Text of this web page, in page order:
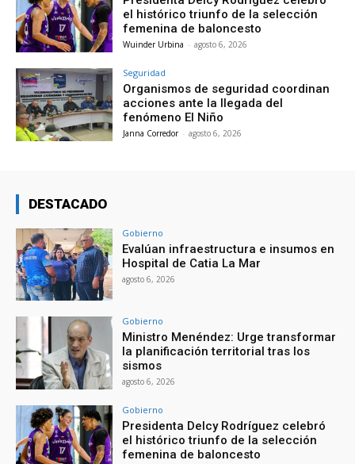
el histórico triunfo de la selección
femenina de baloncesto
Wuinder Urbina - agosto 6, 2026
Seguridad
Organismos de seguridad coordinan
acciones ante la llegada del
fenómeno El Niño
Janna Corredor - agosto 6, 2026
DESTACADO
Gobierno
Evalúan infraestructura e insumos en
Hospital de Catia La Mar
agosto 6, 2026
Gobierno
Ministro Menéndez: Urge transformar
la planificación territorial tras los
sismos
agosto 6, 2026
Gobierno
Presidenta Delcy Rodríguez celebró
el histórico triunfo de la selección
femenina de baloncesto